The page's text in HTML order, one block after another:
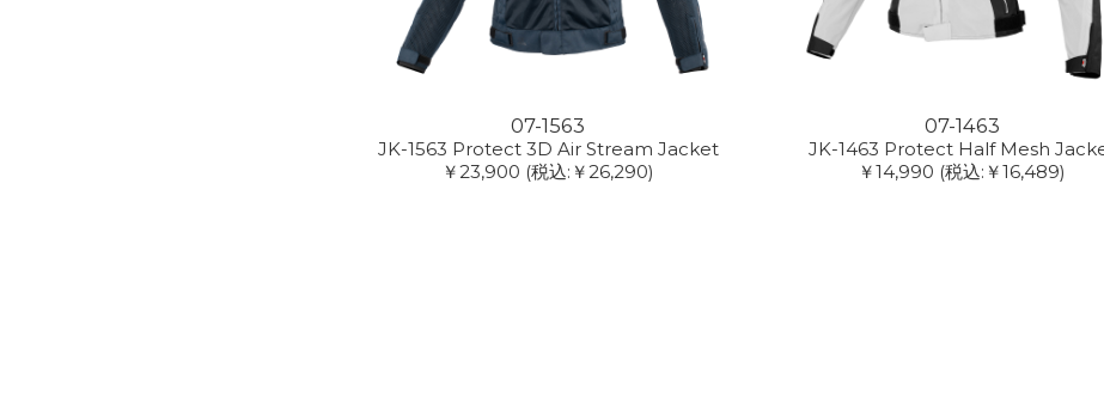
07-1563
JK-1563 Protect 3D Air Stream Jacket
￥23,900 (税込:￥26,290)
07-1463
JK-1463 Protect Half Mesh
￥14,990 (税込:￥16,489)